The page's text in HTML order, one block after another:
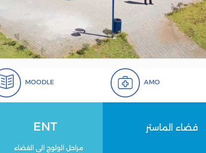
MOODLE AMO
ENT
مراحل الولوج الى الفضاء
فضاء الماستر